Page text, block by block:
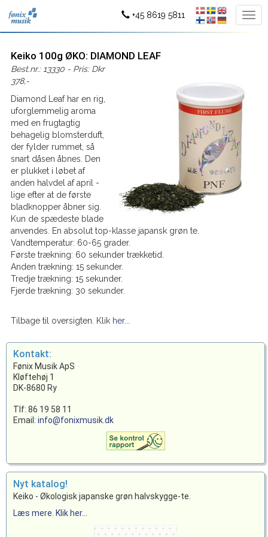
+45 8619 5811
Keiko 100g ØKO: DIAMOND LEAF
Best.nr.: 13330 - Pris: Dkr
378,-
Diamond Leaf har en rig,
uforglemmelig aroma
med en frugtagtig
behagelig blomsterduft,
der fylder rummet, så
snart dåsen åbnes. Den
er plukket i løbet af
anden halvdel af april -
lige efter at de første
bladknopper åbner sig.
Kun de spædeste blade
anvendes. En absolut top-klasse japansk grøn te.
Vandtemperatur: 60-65 grader.
Første trækning: 60 sekunder trækketid.
Anden trækning: 15 sekunder.
Tredje trækning: 15 sekunder.
Fjerde trækning: 30 sekunder.
Tilbage til oversigten. Klik her...
Kontakt:
Fønix Musik ApS
Kløftehøj 1
DK-8680 Ry
Tlf: 86 19 58 11
Email: info@fonixmusik.dk
Nyt katalog!
Keiko - Økologisk japanske grøn halvskygge-te.
Læs mere. Klik her...